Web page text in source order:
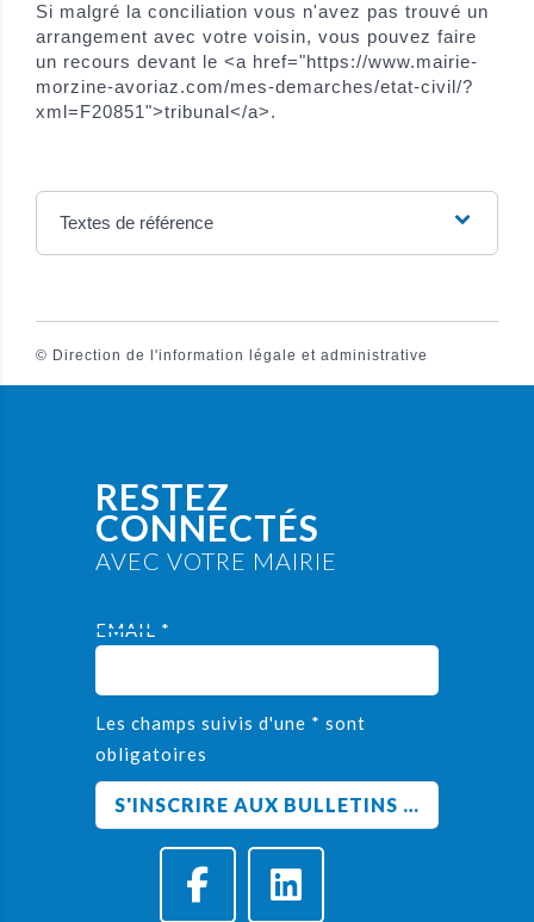
Si malgré la conciliation vous n'avez pas trouvé un
arrangement avec votre voisin, vous pouvez faire
un recours devant le <a href="https://www.mairie-
morzine-avoriaz.com/mes-demarches/etat-civil/?
xml=F20851">tribunal</a>.
Textes de référence
© Direction de l'information légale et administrative
RESTEZ
CONNECTÉS
AVEC VOTRE MAIRIE
EMAIL *
Les champs suivis d'une * sont
obligatoires